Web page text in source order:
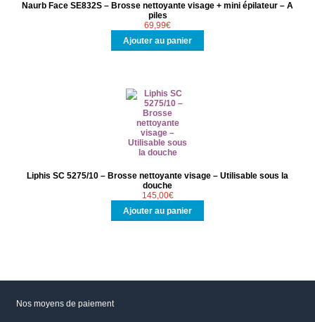
Naurb Face SE832S – Brosse nettoyante visage + mini épilateur – A
piles
69,99€
Ajouter au panier
Liphis SC 5275/10 – Brosse nettoyante visage – Utilisable sous la
douche
145,00€
Ajouter au panier
Nos moyens de paiement